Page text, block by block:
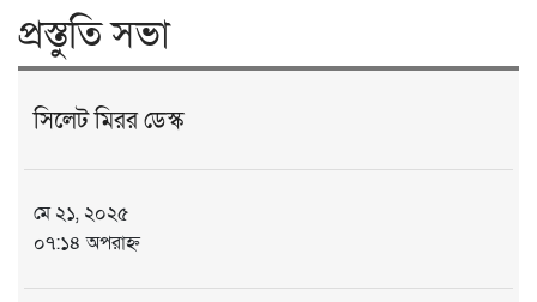
প্রস্তুতি সভা
সিলেট মিরর ডেস্ক
মে ২১, ২০২৫
০৭:১৪ অপরাহ্ন